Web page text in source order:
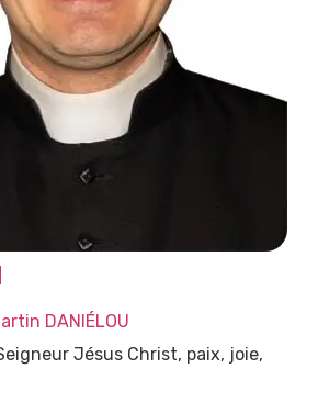
DANIÉLOU
Jésus Christ, paix, joie,